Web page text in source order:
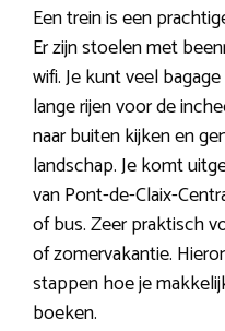
Een trein is een
Er zijn stoelen met
wifi. Je kunt veel
lange rijen voor de
naar buiten kijken en
landschap. Je komt
van Pont-de-Claix-
of bus. Zeer praktisch
of zomervakantie.
stappen hoe je
boeken.